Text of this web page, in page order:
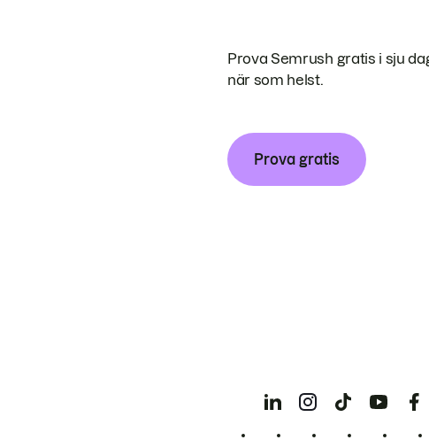
Prova Semrush gratis i sju
när som helst.
Prova gratis